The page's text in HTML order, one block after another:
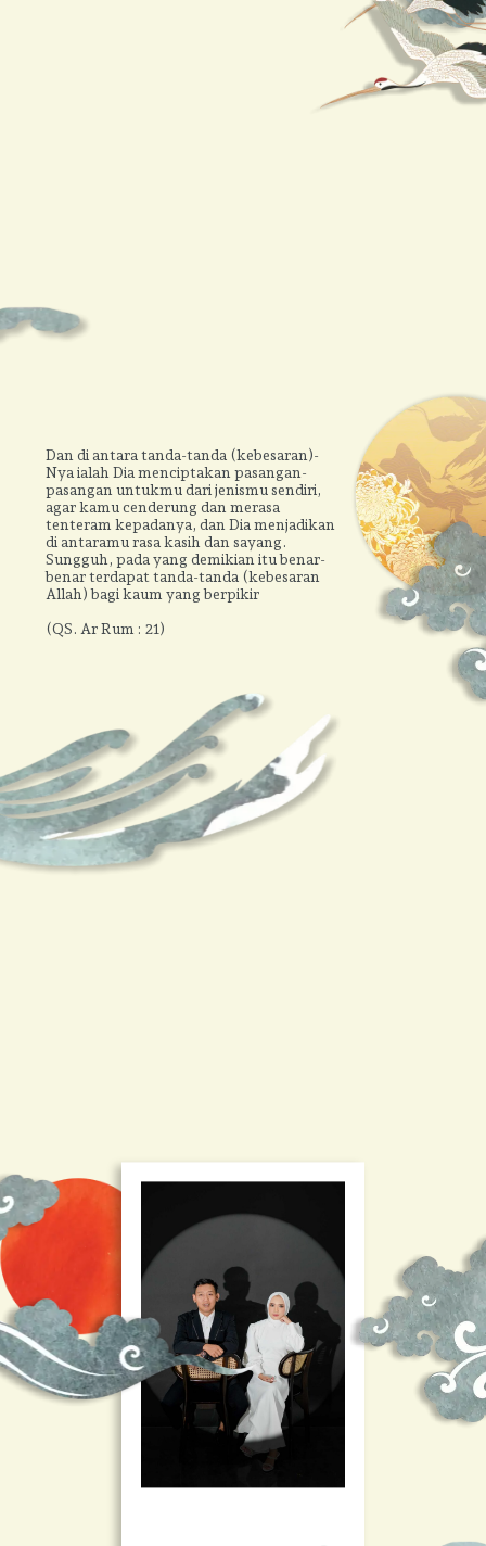
Dan di antara tanda-tanda (kebesaran)-
Nya ialah Dia menciptakan pasangan-
pasangan untukmu dari jenismu sendiri,
agar kamu cenderung dan merasa
tenteram kepadanya, dan Dia menjadikan
di antaramu rasa kasih dan sayang.
Sungguh, pada yang demikian itu benar-
benar terdapat tanda-tanda (kebesaran
Allah) bagi kaum yang berpikir
(QS. Ar Rum : 21)